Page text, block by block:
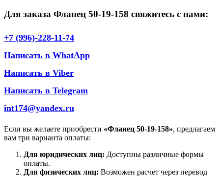
Для заказа Фланец 50-19-158 свяжитесь с нами:
+7 (996)-228-11-74
Написать в WhatApp
Написать в Viber
Написать в Telegram
int174@yandex.ru
Если вы желаете приобрести «Фланец 50-19-158», предлагаем
вам три варианта оплаты:
Для юридических лиц: Доступны различные формы
оплаты.
Для физических лиц: Возможен расчет через перевод